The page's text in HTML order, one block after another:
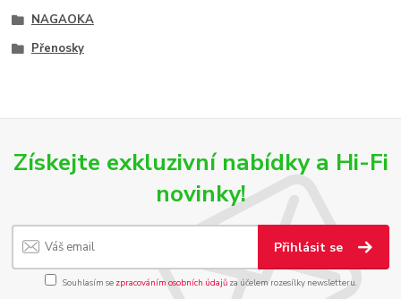
NAGAOKA
Přenosky
Získejte exkluzivní nabídky a Hi-Fi
novinky!
Přihlásit se
Souhlasím se zpracováním osobních údajůza účelem rozesílky newsletteru.